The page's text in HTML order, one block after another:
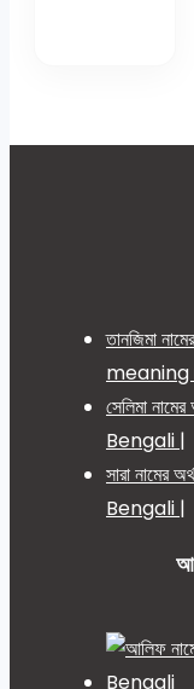
তানজিমা
meaning
সেলিমা
Bengali |
সারা
Bengali |
আ